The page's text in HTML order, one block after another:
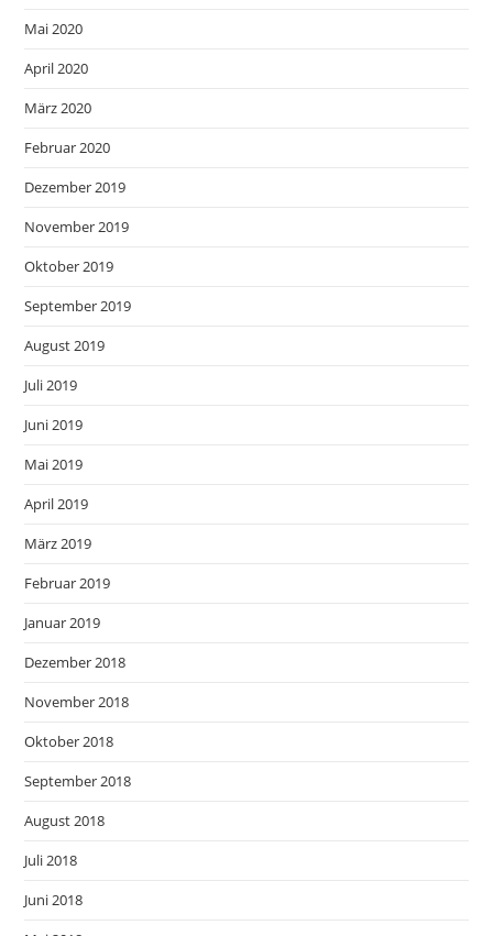
Mai 2020
April 2020
März 2020
Februar 2020
Dezember 2019
November 2019
Oktober 2019
September 2019
August 2019
Juli 2019
Juni 2019
Mai 2019
April 2019
März 2019
Februar 2019
Januar 2019
Dezember 2018
November 2018
Oktober 2018
September 2018
August 2018
Juli 2018
Juni 2018